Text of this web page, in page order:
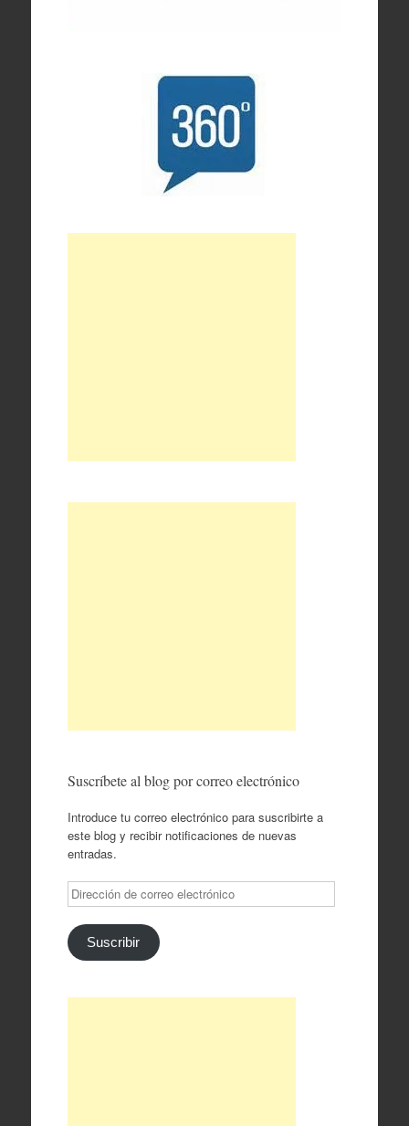
Suscríbete al blog por correo electrónico
Introduce tu correo electrónico para suscribirte a
este blog y recibir notificaciones de nuevas
entradas.
Dirección
de
correo
electrónico
Suscribir